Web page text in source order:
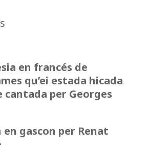
en francés de
qu’ei estada hicada
cantada per Georges
gascon per Renat